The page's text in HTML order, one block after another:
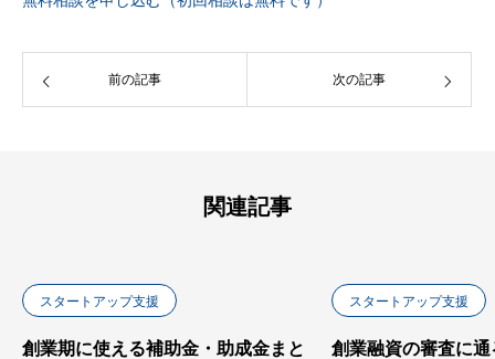
前の記事 次の記事
関連記事
スタートアップ支援
創業期に使える補助金・助成金まと
スタートアップ支援
創業融資の審査に